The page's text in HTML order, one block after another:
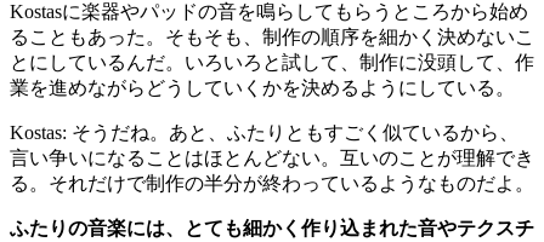
Kostasに楽器やパッドの音を鳴らしてもらうところから始め
ることもあった。そもそも、制作の順序を細かく決めないこ
とにしているんだ。いろいろと試して、制作に没頭して、作
業を進めながらどうしていくかを決めるようにしている。
Kostas: そうだね。あと、ふたりともすごく似ているから、
言い争いになることはほとんどない。互いのことが理解でき
る。それだけで制作の半分が終わっているようなものだよ。
ふたりの音楽には、とても細かく作り込まれた音やテクスチ